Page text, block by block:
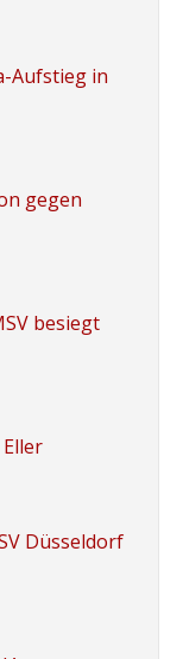
Aufstieg in
gegen
besiegt
Düsseldorf